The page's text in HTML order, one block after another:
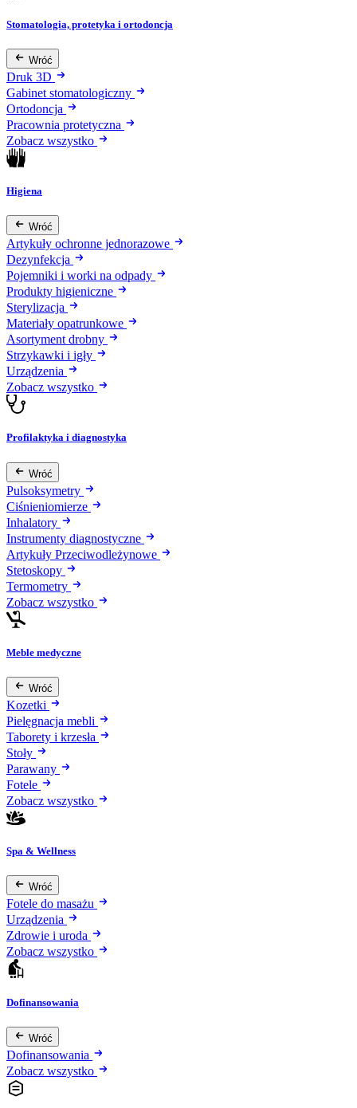
Stomatologia, protetyka i ortodoncja
Wróć
Druk 3D
Gabinet stomatologiczny
Ortodoncja
Pracownia protetyczna
Zobacz wszystko
Higiena
Wróć
Artykuły ochronne jednorazowe
Dezynfekcja
Pojemniki i worki na odpady
Produkty higieniczne
Sterylizacja
Materiały opatrunkowe
Asortyment drobny
Strzykawki i igły
Urządzenia
Zobacz wszystko
Profilaktyka i diagnostyka
Wróć
Pulsoksymetry
Ciśnieniomierze
Inhalatory
Instrumenty diagnostyczne
Artykuły Przeciwodleżynowe
Stetoskopy
Termometry
Zobacz wszystko
Meble medyczne
Wróć
Kozetki
Pielęgnacja mebli
Taborety i krzesła
Stoły
Parawany
Fotele
Zobacz wszystko
Spa & Wellness
Wróć
Fotele do masażu
Urządzenia
Zdrowie i uroda
Zobacz wszystko
Dofinansowania
Wróć
Dofinansowania
Zobacz wszystko